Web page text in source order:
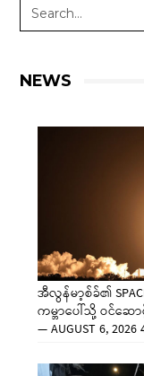
NEWS
အီလွန်မာ့စ်ခ်၏
ကမ္ဘာပေါ်သို့ ဝင်ဆ
—AUGUST 6, 2026